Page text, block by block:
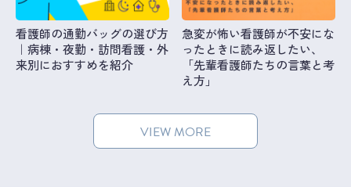
看護師の通勤バッグの選び方
｜病棟・夜勤・訪問看護・外
来別におすすめを紹介
急変が怖い看護師が不安にな
ったときに読み返したい、
「先輩看護師たちの言葉と考
え方」
VIEW MORE